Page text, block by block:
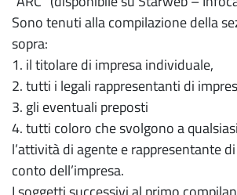
Sono tenuti alla compilazione della
sopra:
1. il titolare di impresa individuale,
2. tutti i legali rappresentanti di
3. gli eventuali preposti
4. tutti coloro che svolgono a
l’attività di agente e rappresentante
conto dell’impresa.